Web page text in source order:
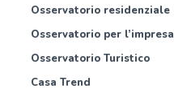
Osservatorio residenziale
Osservatorio per l’impresa
Osservatorio Turistico
Casa Trend